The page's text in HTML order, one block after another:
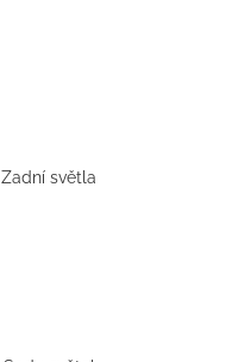
Zadní světla